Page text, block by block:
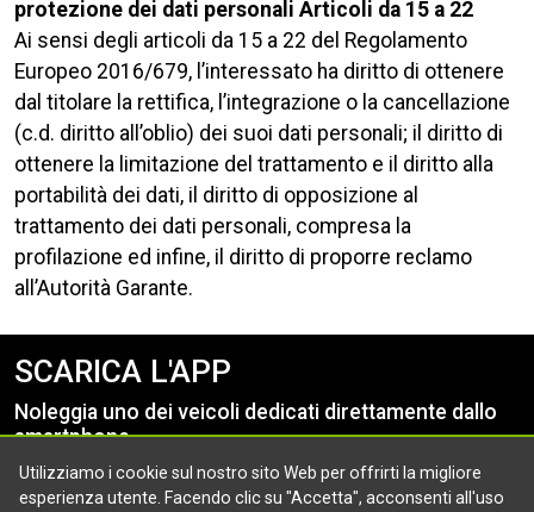
protezione dei dati personali Articoli da 15 a 22
Ai sensi degli articoli da 15 a 22 del Regolamento
Europeo 2016/679, l’interessato ha diritto di ottenere
dal titolare la rettifica, l’integrazione o la cancellazione
(c.d. diritto all’oblio) dei suoi dati personali; il diritto di
ottenere la limitazione del trattamento e il diritto alla
portabilità dei dati, il diritto di opposizione al
trattamento dei dati personali, compresa la
profilazione ed infine, il diritto di proporre reclamo
all’Autorità Garante.
SCARICA L'APP
Noleggia uno dei veicoli dedicati direttamente dallo
smartphone.
Utilizziamo i cookie sul nostro sito Web per offrirti la migliore
esperienza utente. Facendo clic su "Accetta", acconsenti all'uso